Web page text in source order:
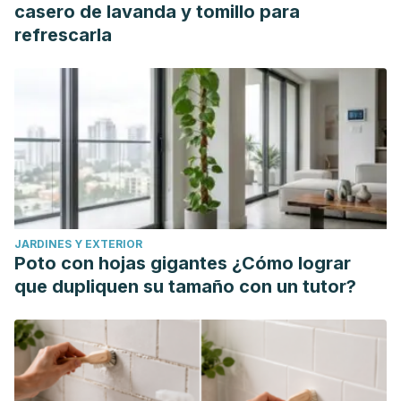
https://www.mdpi.com/1660-4601/20/6/4735
casero de lavanda y tomillo para
refrescarla
JARDINES Y EXTERIOR
Poto con hojas gigantes ¿Cómo lograr
que dupliquen su tamaño con un tutor?